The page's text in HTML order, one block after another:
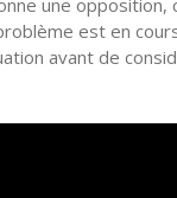
une opposition,
est en
avant de